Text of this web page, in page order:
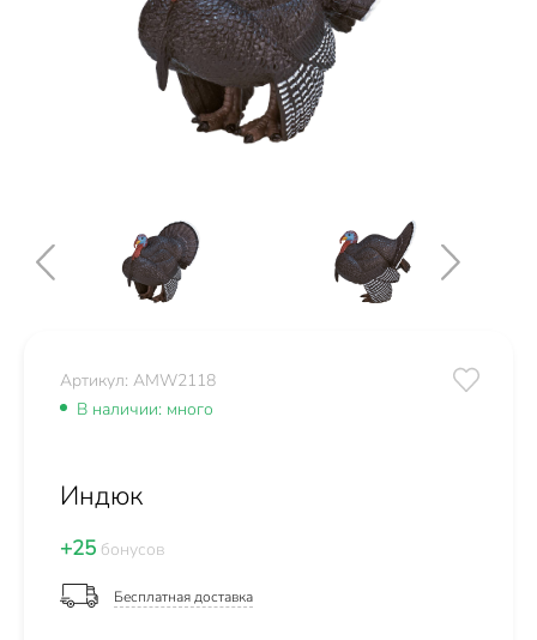
Артикул: AMW2118
В наличии: много
Индюк
+25 бонусов
Бесплатная доставка